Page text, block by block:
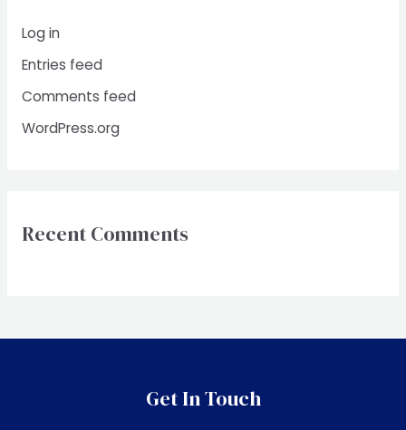
Log in
Entries feed
Comments feed
WordPress.org
Recent Comments
Get In Touch